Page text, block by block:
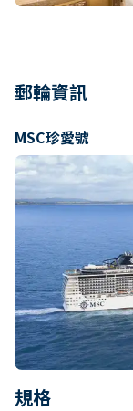
郵輪資訊
MSC珍愛號
規格